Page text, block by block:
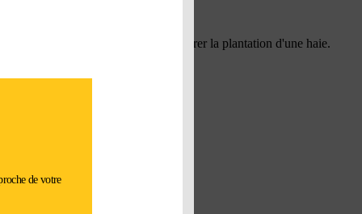
de votre
le déblaiement ou encore préparer la plantation d'une haie.